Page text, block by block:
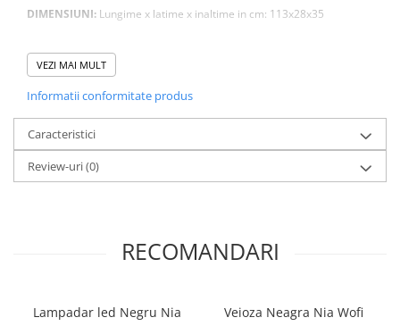
DIMENSIUNI: Lungime x latime x inaltime in cm: 113x28x35
WOFI proiectează și fabrică corpuri de iluminat de
peste 55 de ani. Acestea oferă o gamă modernă de
iluminat care îmbină designul excelent, tehnologia de
Compania WOFI - reprezentând inițialele familiilor
fondatoare Wortmann & Filz - reprezintă de peste o jumătate de secol
VEZI MAI MULT
Informatii conformitate produs
Caracteristici
Review-uri(0)
RECOMANDARI
Lampadar led Negru Nia Veioza Neagra Nia Wofi